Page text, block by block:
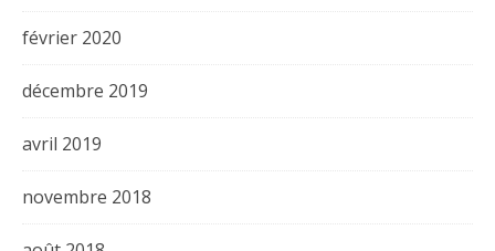
février 2020
décembre 2019
avril 2019
novembre 2018